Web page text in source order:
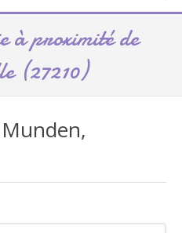
à proximité de
(27210)